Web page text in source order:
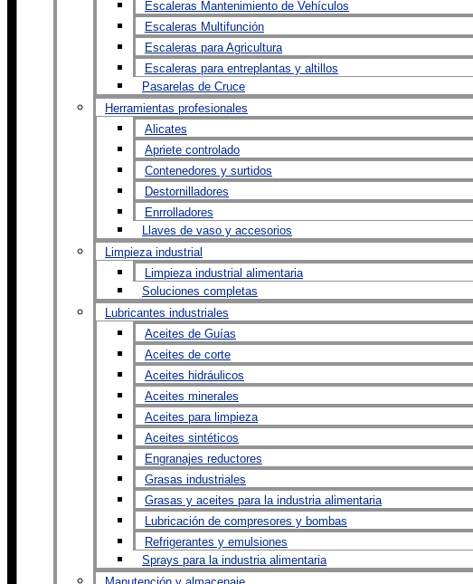
Escaleras Mantenimiento de Vehículos
Escaleras Multifunción
Escaleras para Agricultura
Escaleras para entreplantas y altillos
Pasarelas de Cruce
Herramientas profesionales
Alicates
Apriete controlado
Contenedores y surtidos
Destornilladores
Enrrolladores
Llaves de vaso y accesorios
Limpieza industrial
Limpieza industrial alimentaria
Soluciones completas
Lubricantes industriales
Aceites de Guías
Aceites de corte
Aceites hidráulicos
Aceites minerales
Aceites para limpieza
Aceites sintéticos
Engranajes reductores
Grasas industriales
Grasas y aceites para la industria alimentaria
Lubricación de compresores y bombas
Refrigerantes y emulsiones
Sprays para la industria alimentaria